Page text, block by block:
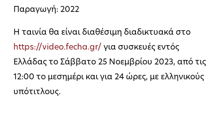
Παραγωγή: 2022
Η ταινία θα είναι διαθέσιμη διαδικτυακά στο
https://video.fecha.gr/ για συσκευές εντός
Ελλάδας το Σάββατο 25 Νοεμβρίου 2023, από τις
12:00 το μεσημέρι και για 24 ώρες, με ελληνικούς
υπότιτλους.